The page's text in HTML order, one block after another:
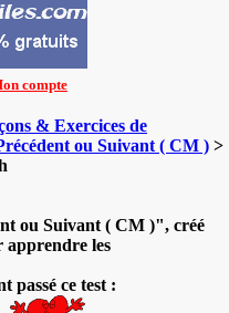
compte
& Exercices de
ou Suivant ( CM ) >
ou Suivant ( CM )", créé
apprendre les
passé ce test :